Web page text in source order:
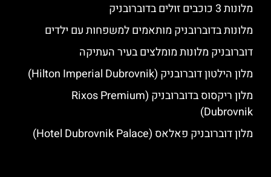
מלונות 3 כוכבים זולים בדוברובניק
מלונות בדוברובניק מותאמים למשפחות עם ילדים
דוברובניק מלונות מומלצים בעיר העתיקה
מלון הילטון דוברובניק (Hilton Imperial Dubrovnik)
מלון ריקסוס בדוברובניק (Rixos Premium
Dubrovnik)
מלון דוברובניק פאלאס (Hotel Dubrovnik Palace)